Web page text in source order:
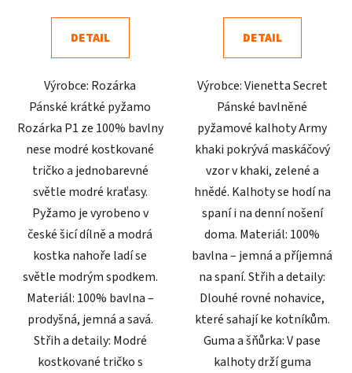
4,6
z
hvězdiček.
DETAIL
Výrobce: Rozárka
Pánské krátké pyžamo
Rozárka P1 ze 100% bavlny
nese modré kostkované
tričko a jednobarevné
světle modré kraťasy.
Pyžamo je vyrobeno v
české šicí dílně a modrá
kostka nahoře ladí se
světle modrým spodkem.
Materiál: 100% bavlna –
prodyšná, jemná a savá.
Střih a detaily: Modré
kostkované tričko s
4,9
z
hvězdiček.
DETAIL
Výrobce: Vienetta Secret
Pánské bavlněné
pyžamové kalhoty Army
khaki pokrývá maskáčový
vzor v khaki, zelené a
hnědé. Kalhoty se hodí na
spaní i na denní nošení
doma. Materiál: 100%
bavlna – jemná a příjemná
na spaní. Střih a detaily:
Dlouhé rovné nohavice,
které sahají ke kotníkům.
Guma a šňůrka: V pase
kalhoty drží guma